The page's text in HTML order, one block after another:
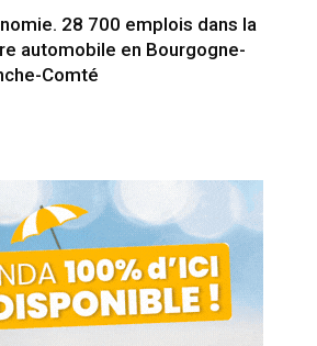
28 700 emplois dans la
automobile en Bourgogne-
Comté